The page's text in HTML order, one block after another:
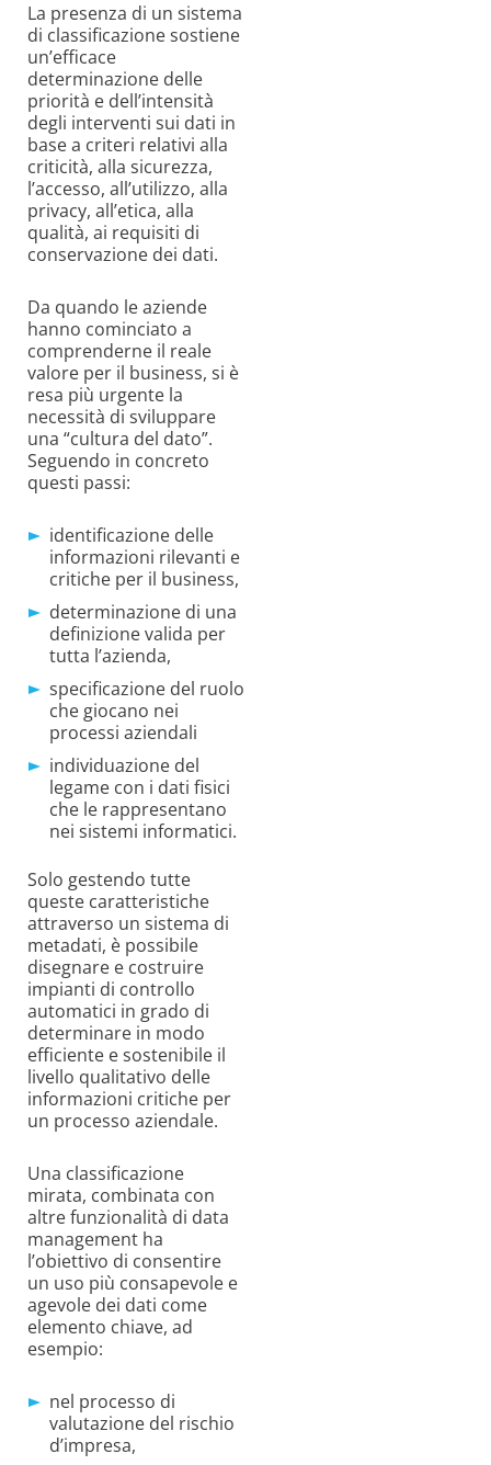
La presenza di un sistema
di classificazione sostiene
un’efficace
determinazione delle
priorità e dell’intensità
degli interventi sui dati in
base a criteri relativi alla
criticità, alla sicurezza,
l’accesso, all’utilizzo, alla
privacy, all’etica, alla
qualità, ai requisiti di
conservazione dei dati.
Da quando le aziende
hanno cominciato a
comprenderne il reale
valore per il business, si è
resa più urgente la
necessità di sviluppare
una “cultura del dato”.
Seguendo in concreto
questi passi:
identificazione delle
informazioni rilevanti e
critiche per il business,
determinazione di una
definizione valida per
tutta l’azienda,
specificazione del ruolo
che giocano nei
processi aziendali
individuazione del
legame con i dati fisici
che le rappresentano
nei sistemi informatici.
Solo gestendo tutte
queste caratteristiche
attraverso un sistema di
metadati, è possibile
disegnare e costruire
impianti di controllo
automatici in grado di
determinare in modo
efficiente e sostenibile il
livello qualitativo delle
informazioni critiche per
un processo aziendale.
Una classificazione
mirata, combinata con
altre funzionalità di data
management ha
l’obiettivo di consentire
un uso più consapevole e
agevole dei dati come
elemento chiave, ad
esempio:
nel processo di
valutazione del rischio
d’impresa,